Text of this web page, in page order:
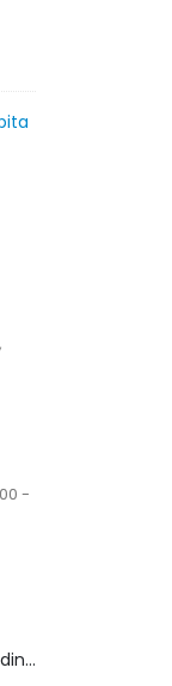
-
Zaštita životne sredine rekultivacijom odlagališta